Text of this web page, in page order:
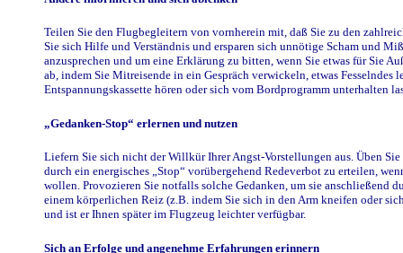
Teilen Sie den Flugbegleitern von vornherein mit, daß Sie zu den
Sie sich Hilfe und Verständnis und ersparen sich unnötige Scham und
anzusprechen und um eine Erklärung zu bitten, wenn Sie etwas für Sie
ab, indem Sie Mitreisende in ein Gespräch verwickeln, etwas
Entspannungskassette hören oder sich vom Bordprogramm unterhalten
„Gedanken-Stop“ erlernen und nutzen
Liefern Sie sich nicht der Willkür Ihrer Angst-Vorstellungen aus. Üben
durch ein energisches „Stop“ vorübergehend Redeverbot zu erteilen,
wollen. Provozieren Sie notfalls solche Gedanken, um sie anschließend
einem körperlichen Reiz (z.B. indem Sie sich in den Arm kneifen oder
und ist er Ihnen später im Flugzeug leichter verfügbar.
Sich an Erfolge und angenehme Erfahrungen erinnern